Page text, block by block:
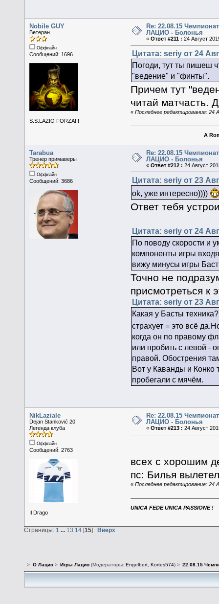
Nobile GUY
Ветеран
Оффлайн
Сообщений: 1696
S.S.LAZIO FORZA!!!
Re: 22.08.15
ЛАЦИО - Болонья
«Ответ #211 : 24 Август
Цитата: seriy от 24
Погоди, тут ты пишеш
"ведение" и "финты".
Причем тут
читай матчасть.
« Последнее редактирование: 24
A
Tarabua
Тренер примаверы
Оффлайн
Сообщений: 3686
Re: 22.08.15
ЛАЦИО - Болонья
«Ответ #212 : 24 Август
Цитата: seriy от 23
ok, уже интересно))))
Ответ тебя
Цитата: seriy от 24
По поводу скорости и
компоненты игры
вижу минусы игры
Точно не
присмотреться к
Цитата: seriy от 23
Какая у Басты
страхует = это всё
когда он по правому
или пробить с левой -
правой. Обострения
Вот у Каванды и Конко
пробегали с мячём.
NikLaziale
Dejan Stanković 20
Легенда клуба
Оффлайн
Сообщений: 2763
Il Drago
Re: 22.08.15
ЛАЦИО - Болонья
«Ответ #213 : 24 Август
всех с хорошим
пс: Билья
« Последнее редактирование: 24
UNICA FEDE UNICA PASSIONE !
Страницы: 1 ... 13 14 [15] Вверх
> О Лацио> Игры Лацио(Модераторы: Engelbert, Kortes574) > 22.08.15